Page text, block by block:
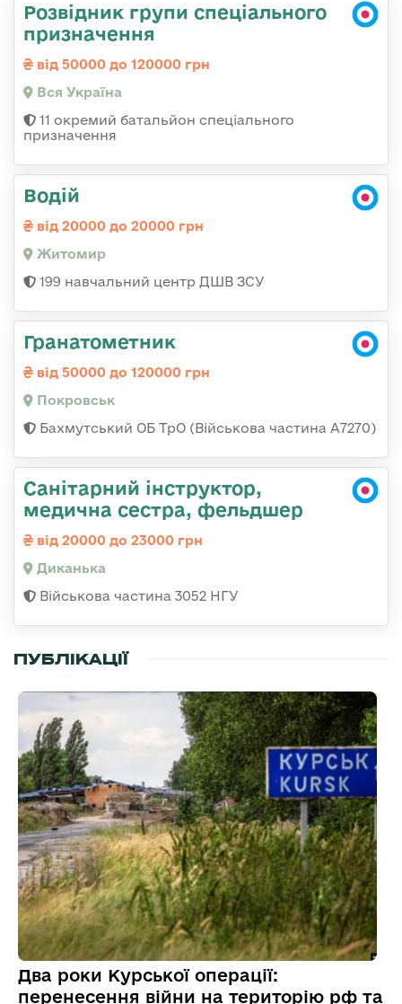
Розвідник групи спеціального
призначення
від 50000 до 120000 грн
Вся Україна
11 окремий батальйон спеціального
призначення
Водій
від 20000 до 20000 грн
Житомир
199 навчальний центр ДШВ ЗСУ
Гранатометник
від 50000 до 120000 грн
Покровськ
Бахмутський ОБ ТрО (Військова частина А7270)
Санітарний інструктор,
медична сестра, фельдшер
від 20000 до 23000 грн
Диканька
Військова частина 3052 НГУ
ПУБЛІКАЦІЇ
Два роки Курської операції:
перенесення війни на територію рф та